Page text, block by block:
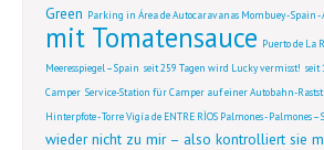
Green Parking in Área de Autocaravanas Mombuey - Spain -
mit Tomatensauce Puerto de La
Meeresspiegel – Spain seit 259 Tagen wird Lucky vermisst! seit
Camper Service-Station für Camper auf einer Autobahn-
Hinterpfote - Torre Vigía de ENTRE RÌOS Palmones - Palmones –
wieder nicht zu mir – also kontrolliert sie